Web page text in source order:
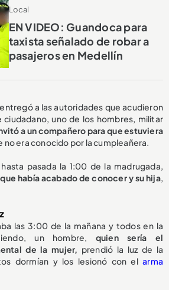
Local
EN VIDEO: Guandoca para
taxista señalado de robar a
pasajeros en Medellín
a las autoridades que acudieron
uno de los hombres, militar
a un compañero para que estuviera
no era conocido por la cumpleañera.
pasada la 1:00 de la madrugada,
había acabado de conocer y su hija,
las 3:00 de la mañana y todos en la
un hombre, quien sería el
de la mujer, prendió la luz de la
dormían y los lesionó con elarma